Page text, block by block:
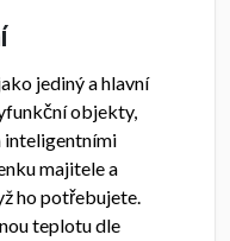
jediný a hlavní
objekty,
inteligentními
majitele a
ho potřebujete.
teplotu dle